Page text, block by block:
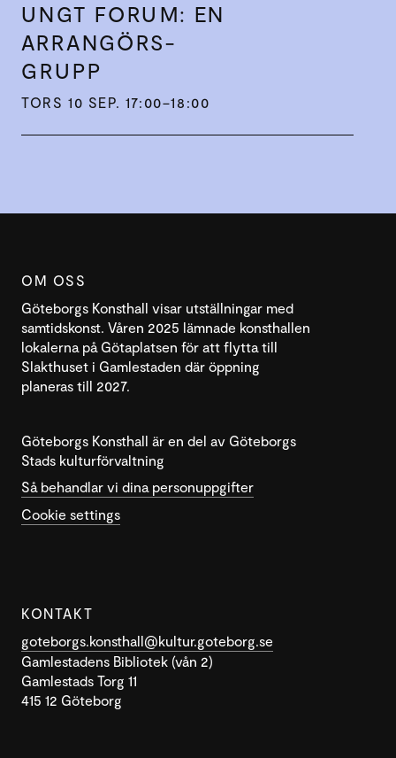
UNGT FORUM: EN
ARRANGÖRS­
GRUPP
TORS 10 SEP. 17:00–18:00
OM OSS
Göteborgs Konsthall visar utställningar med
samtidskonst. Våren 2025 lämnade konsthallen
lokalerna på Götaplatsen för att flytta till
Slakthuset i Gamlestaden där öppning
planeras till 2027.
Göteborgs Konsthall är en del av Göteborgs
Stads kulturförvaltning
Så behandlar vi dina personuppgifter
Cookie settings
KONTAKT
goteborgs.konsthall@kultur.goteborg.se
Gamlestadens Bibliotek (vån 2)
Gamlestads Torg 11
415 12 Göteborg